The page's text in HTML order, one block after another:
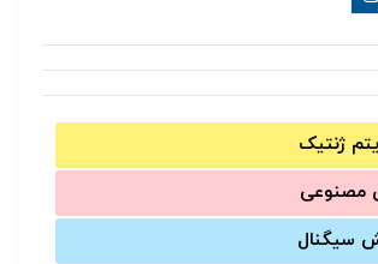
ژنتیک
مصنوعی
سیگنال